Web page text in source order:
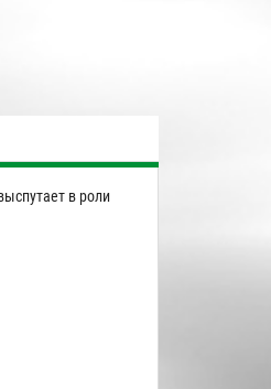
в роли